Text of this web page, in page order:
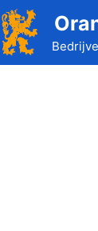
Ga
naar
de
inhoud